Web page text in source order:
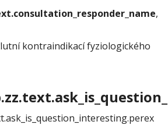
,
kontraindikací fyziologického